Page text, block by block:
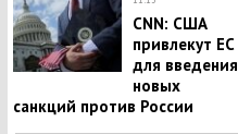
​CNN: США
привлекут ЕС
для введения
новых
санкций против России